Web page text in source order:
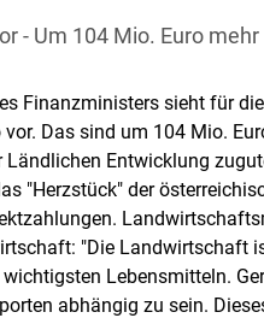
- Um 104 Mio. Euro mehr
Finanzministers sieht für
Das sind um 104 Mio.
Entwicklung
"Herzstück" der
"Die Landwirtschaft
Lebensmitteln.
abhängig zu sein.